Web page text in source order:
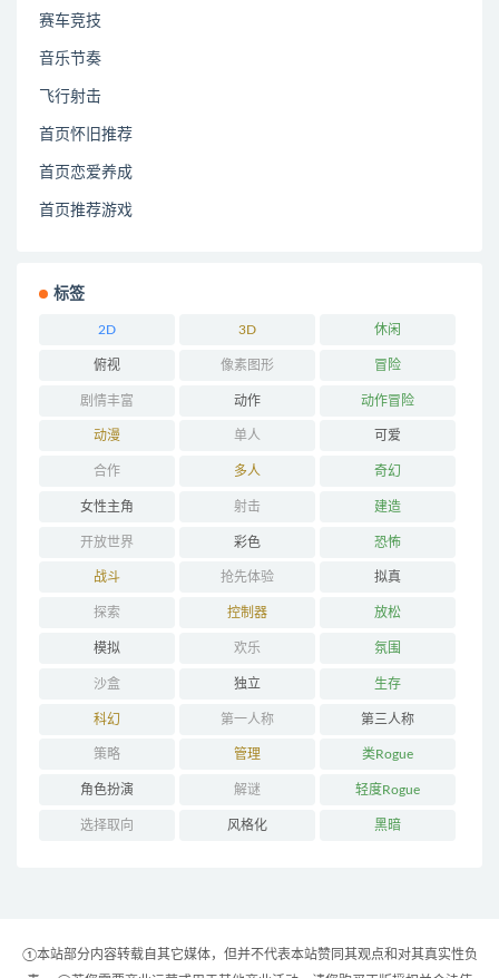
赛车竞技
音乐节奏
飞行射击
首页怀旧推荐
首页恋爱养成
首页推荐游戏
标签
2D 3D 休闲
俯视 像素图形 冒险
剧情丰富 动作 动作冒险
动漫 单人 可爱
合作 多人 奇幻
女性主角 射击 建造
开放世界 彩色 恐怖
战斗 抢先体验 拟真
探索 控制器 放松
模拟 欢乐 氛围
沙盒 独立 生存
科幻 第一人称 第三人称
策略 管理 类Rogue
角色扮演 解谜 轻度Rogue
选择取向 风格化 黑暗
①本站部分内容转载自其它媒体，但并不代表本站赞同其观点和对其真实性负